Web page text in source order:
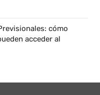
cómo
acceder al